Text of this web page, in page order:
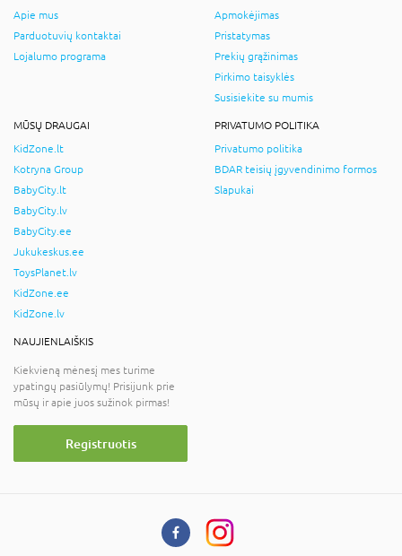
Apie mus
Parduotuvių kontaktai
Lojalumo programa
Apmokėjimas
Pristatymas
Prekių grąžinimas
Pirkimo taisyklės
Susisiekite su mumis
MŪSŲ DRAUGAI
KidZone.lt
Kotryna Group
BabyCity.lt
BabyCity.lv
BabyCity.ee
Jukukeskus.ee
ToysPlanet.lv
KidZone.ee
KidZone.lv
PRIVATUMO POLITIKA
Privatumo politika
BDAR teisių įgyvendinimo formos
Slapukai
NAUJIENLAIŠKIS
Kiekvieną mėnesį mes turime
ypatingų pasiūlymų! Prisijunk prie
mūsų ir apie juos sužinok pirmas!
Registruotis